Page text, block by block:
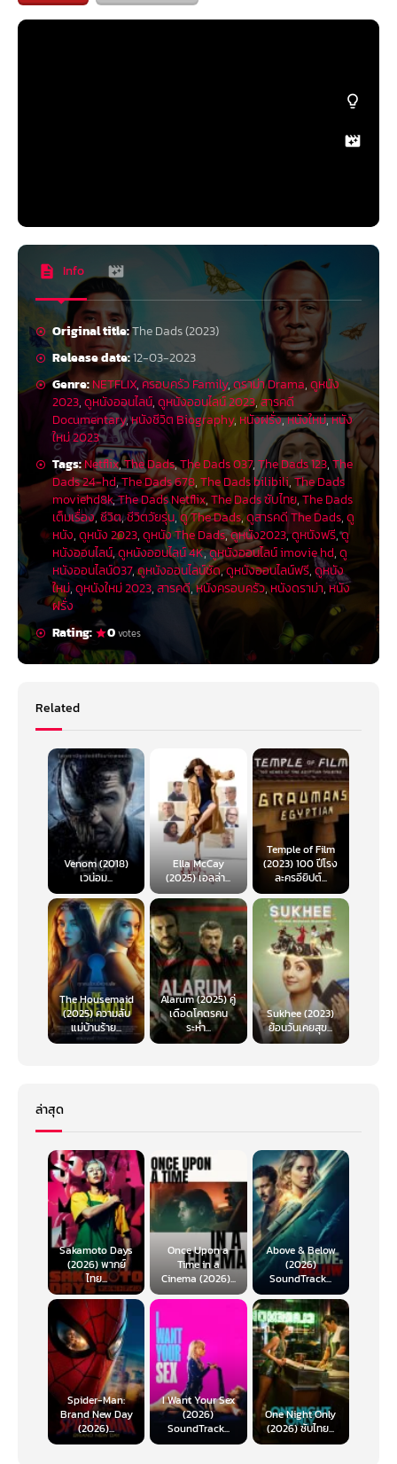
Info
Original title:The Dads (2023)
Release date:12-03-2023
Genre:NETFLIX,ครอบครัว Family,ดราม่า Drama,ดูหนัง
2023,ดูหนังออนไลน์,ดูหนังออนไลน์ 2023,สารคดี
Documentary,หนังชีวิต Biography, หนังฝรั่ง,หนังใหม่,หนัง
ใหม่ 2023
Tags:Netflix,The Dads,The Dads 037,The Dads 123,The
Dads 24-hd,The Dads 678,The Dads bilibili,The Dads
moviehd8k,The Dads Netflix,The Dads ซับไทย,The Dads
เต็มเรื่อง,ชีวิต,ชีวิตวัยรุ่น,ดู The Dads,ดูสารคดี The Dads,ดู
หนัง,ดูหนัง 2023,ดูหนัง The Dads,ดูหนัง2023,ดูหนังฟรี,ดู
หนังออนไลน์,ดูหนังออนไลน์ 4K,ดูหนังออนไลน์ imovie hd,ดู
หนังออนไลน์037,ดูหนังออนไลน์ชัด,ดูหนังออนไลน์ฟรี,ดูหนัง
ใหม่,ดูหนังใหม่ 2023,สารคดี,หนังครอบครัว,หนังดราม่า,หนัง
ฝรั่ง
Rating:
0votes
Related
Venom (2018)
เวน่อม...
Ella McCay
(2025) เอลล่า...
Temple of Film
(2023) 100 ปีโรง
ละครอียิปต์...
The Housemaid
(2025) ความลับ
แม่บ้านร้าย...
Alarum (2025) คู่
เดือดโคตรคน
ระห่ำ...
Sukhee (2023)
ย้อนวันเคยสุข...
ล่าสุด
Sakamoto Days
(2026) พากย์
ไทย...
Once Upon a
Time in a
Cinema (2026)...
Above & Below
(2026)
SoundTrack...
Spider-Man:
Brand New Day
(2026)...
I Want Your Sex
(2026)
SoundTrack...
One Night Only
(2026) ซับไทย...